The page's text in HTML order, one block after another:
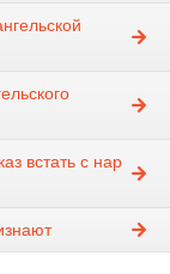
встать с нар